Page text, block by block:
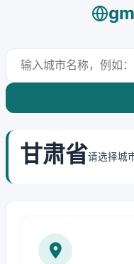
甘肃省请选择城